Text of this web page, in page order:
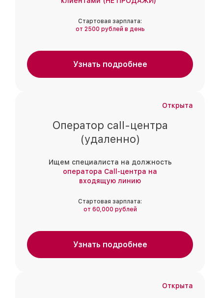
Стартовая зарплата:
от 2500 рублей в день
Узнать подробнее
Открыта
Оператор call-центра
(удаленно)
Ищем специалиста на должность
оператора Call-центра на
входящую линию
Стартовая зарплата:
от 60,000 рублей
Узнать подробнее
Открыта